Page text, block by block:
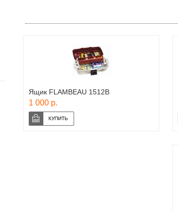
Ящик FLAMBEAU 1512В
1 000 р.